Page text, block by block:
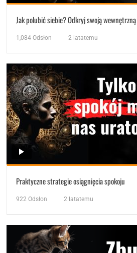
Jak polubić siebie? Odkryj swoją
1,084 Odsłon 2 latatemu
Praktyczne strategie osiągnięcia spokoju
922 Odsłon 2 latatemu